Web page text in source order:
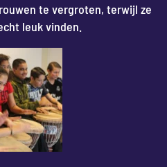
te vergroten, terwijl ze
leuk vinden.